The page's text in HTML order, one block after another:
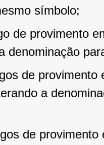
símbolo;
de provimento
denominação
de provimento
a
de